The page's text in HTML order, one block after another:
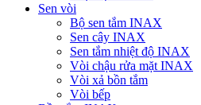
Sen vòi
Bộ sen tắm INAX
Sen cây INAX
Sen tắm nhiệt độ INAX
Vòi chậu rửa mặt INAX
Vòi xả bồn tắm
Vòi bếp